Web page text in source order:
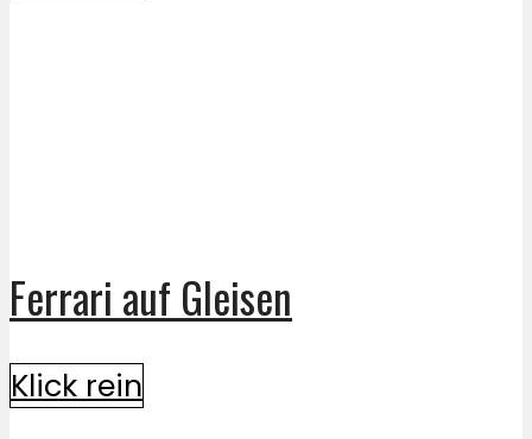
Ferrari auf Gleisen
Klick rein